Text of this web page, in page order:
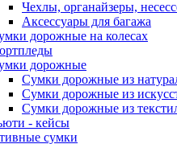
Чехлы, органайзеры,
Аксессуары для багажа
дорожные на колесах
дорожные
Сумки дорожные из
Сумки дорожные из
Сумки дорожные из
- кейсы